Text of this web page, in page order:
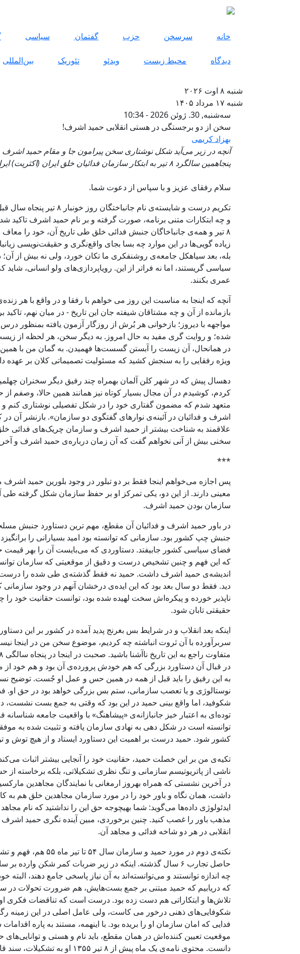
رفتن به محتوای اصلی
خانه سرسخن حزب گفتمان سياسی
دیدگاه محیط زیست ویدئو تئوریک بین‌المللی
شنبه ۸ اوت ۲۰۲۶
شنبه ۱۷ مرداد ۱۴۰۵
سخن از دو برجستگی در
سه‌شنبه, 30. ژوئن 2026 - 10:34
سخن از دو برجستگی در هستی انقلابی حمید اشرف!
بهزاد کریمی
آنچه در زیر می‌آید شکل نوشتاری سخن پیرامون جا و مقام حمید
پنجاهمین سالگرد ۸ تیر به ابتکار سازمان فدائیان خلق ایران (اکثریت) ایراد شد.
سلام رفقای عزیز و با سپاس از دعوت شما.
تکریم درست و شایسته‌ی نام
و چه ابتکارات متنی برنامه، صورت گرفته و بر نام حمید اشرف تاکید
۸ تیر و همه‌ی جانباخاگان جنبش فدائی خلق طی تاریخ آن، خود را
زیاده گویی‌ها در این موارد چه بسا بجای واقع‌نگری و حقیقت‌نویسی
سیاسی گریستند، اما نه فراتر از این. رویاپردازی‌های ولو انسانی،
عمری بکنند.
آنچه که اینجا به مناسبت این روز می خواهم با رفقا و در واقع با هر
بازمانده از آن و چه مشتاقان شیفته جان این تاریخ - در میان نهم،
مواجهه با دیروز؛ بازخوانی هر بُرش از روزگار آزمون یافته بمنظور
شده؛ و روایت گری مفید به حال امروز. به دیگر سخن، هر لحظه‌ از
در همانحال، آن زیست را آبستن گسست‌ها فهمیدن. به گمان من با
ویژه رفقایی را به سنجش کشید که مسئولیت تصمیماتی کلان بر عهده
کردم، کوشیدم در آن مجال بسیار کوتاه نیز همانند همین حالا، وصفم
متعهد شدم که مضمون گفتاری خود را در شکل تفصیلی نوشتاری کنم
اشرف و فدائیان در آئینه‌ی نوارهای گفتگوی دو سازمان». بازنشر آن
علاقمند به شناخت بیشتر از حمید اشرف و سازمان چریک‌های فدائی
سخنی بیش از آنی نخواهم گفت که آن زمان درباره‌ی حمید اشرف و
*‌*‌*
سازمان بودن حمید اشرف.
در باور حمید اشرف و فدائیان آن مقطع، مهم ترین دستاورد جنبش
جنبش چپ کشور بود. سازمانی که توانسته بود امید بسیارانی را
فضای سیاسی کشور جابیفتد. دستاوردی که می‌بایست آن را بهر
که این فهم و چنین تشخیص درست و دقیق از موقعیتی که سازمان
دید. فقط دو سال بعد بود که این ایده‌ی درخشان آنهم در وجود
ناپذیر خورده و پیکره‌اش سخت لهیده شده بود، توانست حقانیت خود را
حقیقتی تابان شود.
اینکه بعد انقلاب و در شرایط بس بغرنج پدید آمده در کشور بر این
سربرآورده با آن ثروت انباشته چه کردیم، موضوع سخن من در اینجا
در قبال آن دستاورد بزرگی که هم خودش پرورده‌ی آن بود و هم خود از
به این رفیق را باید قبل از همه در همین حس و عمل او جُست. توضیح
نوستالوژی و یا تعصب سازمانی، ستم بس بزرگی خواهد بود در حق او.
شکوفید، اما واقع بینی حمید در این بود که وقتی به جمع بست نشست،
توده‌ای به اعتبار خیز جانبازانه‌ی «پیشاهنگ» با واقعیت جامعه
توانسته است در شکل دهی به نهادی سازمان یافته و تثبیت شده به
کشور شود. حمید درست بر اهمیت این دستاورد ایستاد و از هیچ توش و
تکیه‌ی من بر این خصلت حمید، حقانیت خود را آنجایی بیشتر اثبات
ناشی از پاتریوتیسم سازمانی و تنگ نظری تشکیلاتی، بلکه برخاسته
در آخرین نشستی که همراه بهروز ارمغانی با نمایندگان مجاهدین
داشت، همان نگاه و باور خود را در مورد سازمان مجاهدین خلق هم به
ایدئولوژی داده‌ها می‌گوید: شما بهیچوجه حق این را نداشتید که نام
مذهب باور را غصب کنید. چنین برخوردی، مبین آینده نگری حمید
انقلابی در هر دو شاخه‌ فدائی و مجاهد آن.
نکته‌ی دوم در مورد
حاصل تجارب ۶ سال گذشته. اینکه در زیر ضربات کمر شکن
چه اندازه توانستند و می‌توانسته‌اند به آن نیاز پاسخی جامع دهند،
که دریابیم که حمید مبتنی بر جمع بست‌هایش، هم ضرورت تحولات در
تلاش‌ها و ابتکاراتی هم دست زده بود. درست است که تناقضات فکری
شکوفایی‌های ذهنی درخور می کاست، ولی عامل اصلی در این زمینه
فدایی که امان سازمان او را بریده بود. با اینهمه، مستند به پاره
موقعیت تعیین کننده‌‌اش در همان مقطع، باید نام و هستی و توانایی‌های
دانست. محتوی نامه‌ی یک ماه پیش از